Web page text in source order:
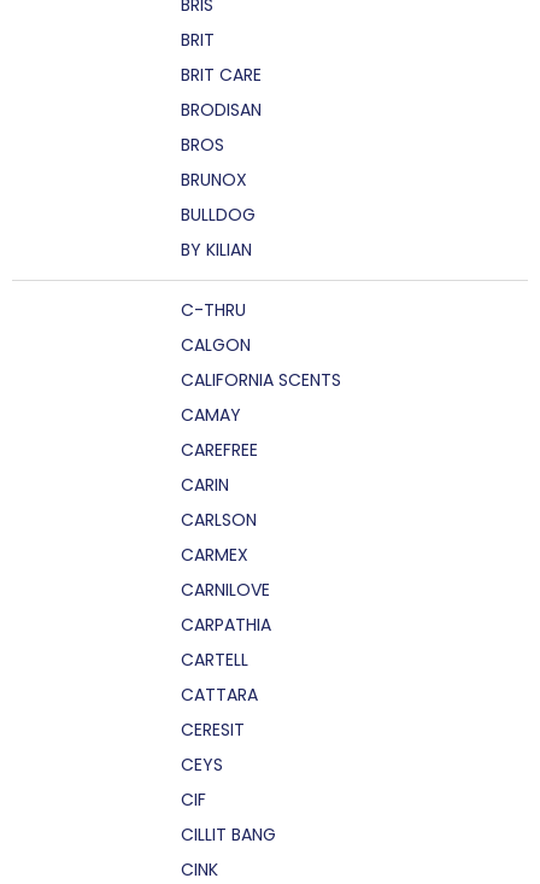
BRIS
BRIT
BRIT CARE
BRODISAN
BROS
BRUNOX
BULLDOG
BY KILIAN
C-THRU
CALGON
CALIFORNIA SCENTS
CAMAY
CAREFREE
CARIN
CARLSON
CARMEX
CARNILOVE
CARPATHIA
CARTELL
CATTARA
CERESIT
CEYS
CIF
CILLIT BANG
CINK